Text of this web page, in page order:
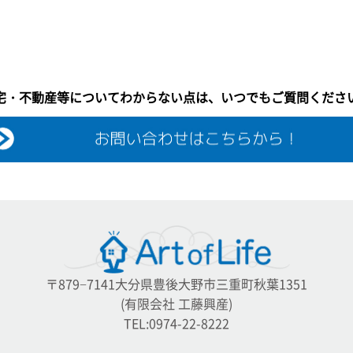
・不動産等についてわからない点は、いつでもご質問くださ
〒879−7141大分県豊後大野市三重町秋葉1351
(有限会社 工藤興産)
TEL:0974-22-8222